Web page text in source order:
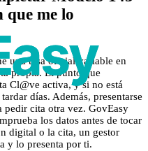
que me lo
una tasa oficial variable en
propia. El punto que
Cl@ve activa, y si no está
días. Además, presentarse
pedir cita otra vez. GovEasy
los datos antes de tocar
digital o la cita, un gestor
y lo presenta por ti.